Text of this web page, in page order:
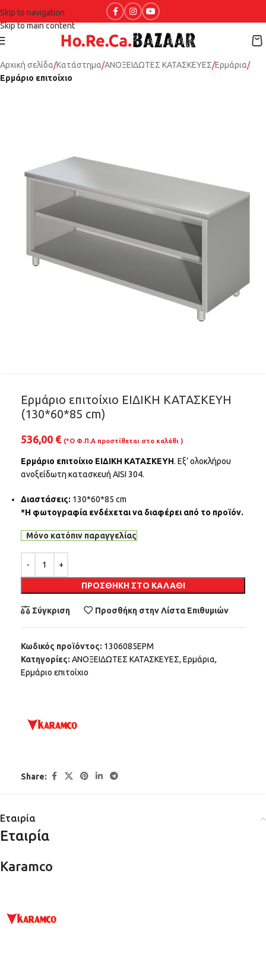
Skip to navigation
Skip to main content
Αρχική σελίδα Κατάστημα ΑΝΟΞΕΙΔΩΤΕΣ ΚΑΤΑΣΚΕΥΕΣ Ερμάρια
Ερμάριο επιτοίχιο
Ερμάριο επιτοίχιο ΕΙΔΙΚΗ ΚΑΤΑΣΚΕΥΗ
(130*60*85 cm)
536,00 € (*Ο Φ.Π.Α προστίθεται στο καλάθι )
Ερμάριο επιτοίχιο ΕΙΔΙΚΗ ΚΑΤΑΣΚΕΥΗ. Εξ’ ολοκλήρου
ανοξείδωτη κατασκευή AISI 304.
Διαστάσεις: 130*60*85 cm
*Η φωτογραφία ενδέχεται να διαφέρει από το προϊόν.
Μόνο κατόπιν παραγγελίας
ΠΡΟΣΘΉΚΗ ΣΤΟ ΚΑΛΆΘΙ
Σύγκριση Προσθήκη στην Λίστα Επιθυμιών
Κωδικός προϊόντος: 1306085ΕΡΜ
Κατηγορίες: ΑΝΟΞΕΙΔΩΤΕΣ ΚΑΤΑΣΚΕΥΕΣ, Ερμάρια,
Ερμάριο επιτοίχιο
Share:
Εταιρία
Εταιρία
Karamco